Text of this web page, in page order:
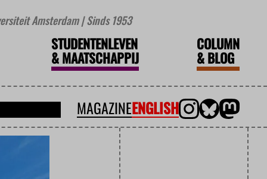
Amsterdam | Sinds 1953
STUDENTENLEVEN
&MAATSCHAPPIJ
COLUMN
&BLOG
MAGAZINEENGLISH